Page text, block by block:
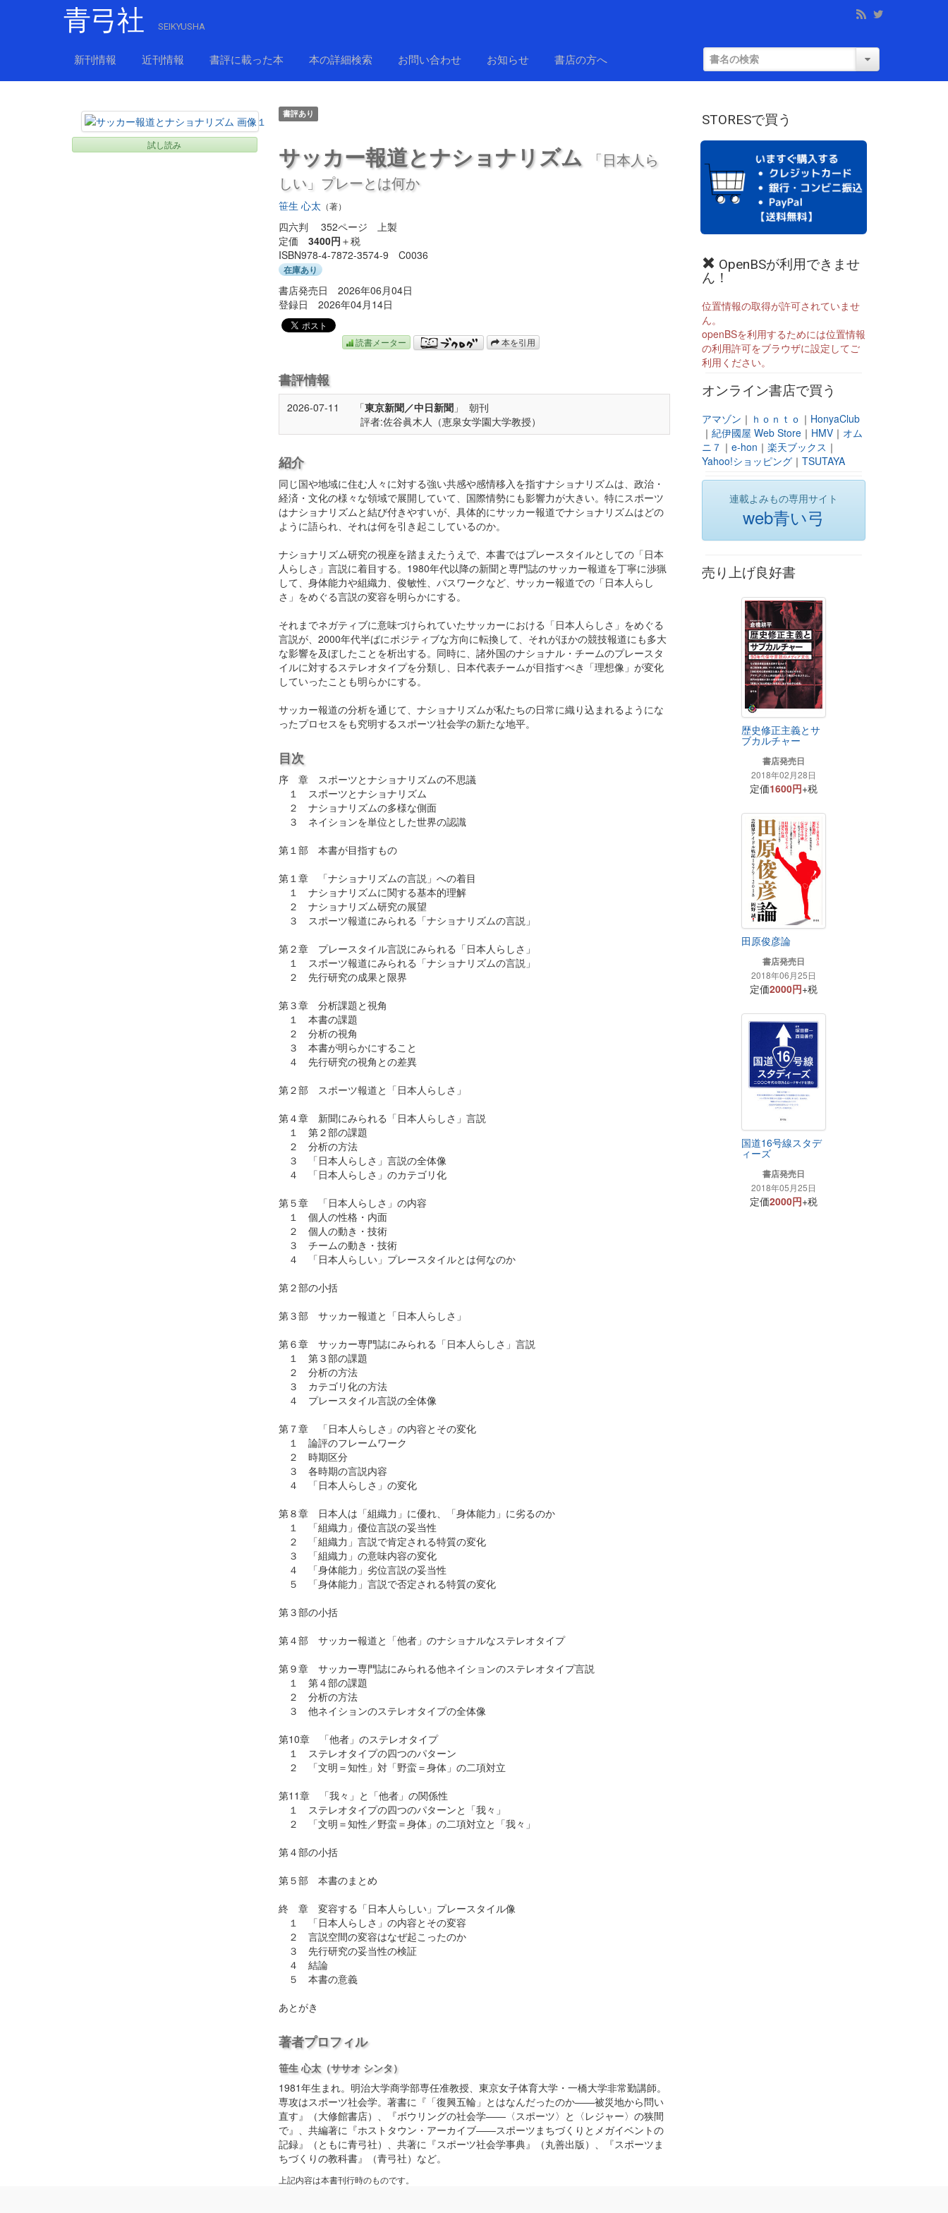
青弓社 SEIKYUSHA
新刊情報 近刊情報 書評に載った本 本の詳細検索 お問い合わせ お知らせ 書店の方へ
試し読み
書評あり
サッカー報道とナショナリズム
「日本人ら
しい」プレーとは何か
笹生 心太 （著）
四六判 352ページ 上製
定価 3400円 ＋税
ISBN978-4-7872-3574-9 C0036
在庫あり
書店発売日 2026年06月04日
登録日 2026年04月14日
読書メーター 本を引用
書評情報
2026-07-11 「東京新聞／中日新聞」
朝刊
評者:佐谷眞木人（恵泉女学園大学教授）
紹介
同じ国や地域に住む人々に対する強い共感や感情移入を指すナショナリズムは、政治・
経済・文化の様々な領域で展開していて、国際情勢にも影響力が大きい。特にスポーツ
はナショナリズムと結び付きやすいが、具体的にサッカー報道でナショナリズムはどの
ように語られ、それは何を引き起こしているのか。
ナショナリズム研究の視座を踏まえたうえで、本書ではプレースタイルとしての「日本
人らしさ」言説に着目する。1980年代以降の新聞と専門誌のサッカー報道を丁寧に渉猟
して、身体能力や組織力、俊敏性、パスワークなど、サッカー報道での「日本人らし
さ」をめぐる言説の変容を明らかにする。
それまでネガティブに意味づけられていたサッカーにおける「日本人らしさ」をめぐる
言説が、2000年代半ばにポジティブな方向に転換して、それがほかの競技報道にも多大
な影響を及ぼしたことを析出する。同時に、諸外国のナショナル・チームのプレースタ
イルに対するステレオタイプを分類し、日本代表チームが目指すべき「理想像」が変化
していったことも明らかにする。
サッカー報道の分析を通じて、ナショナリズムが私たちの日常に織り込まれるようにな
ったプロセスをも究明するスポーツ社会学の新たな地平。
目次
序 章 スポーツとナショナリズムの不思議
１ スポーツとナショナリズム
２ ナショナリズムの多様な側面
３ ネイションを単位とした世界の認識
第１部 本書が目指すもの
第１章 「ナショナリズムの言説」への着目
１ ナショナリズムに関する基本的理解
２ ナショナリズム研究の展望
３ スポーツ報道にみられる「ナショナリズムの言説」
第２章 プレースタイル言説にみられる「日本人らしさ」
１ スポーツ報道にみられる「ナショナリズムの言説」
２ 先行研究の成果と限界
第３章 分析課題と視角
１ 本書の課題
２ 分析の視角
３ 本書が明らかにすること
４ 先行研究の視角との差異
第２部 スポーツ報道と「日本人らしさ」
第４章 新聞にみられる「日本人らしさ」言説
１ 第２部の課題
２ 分析の方法
３ 「日本人らしさ」言説の全体像
４ 「日本人らしさ」のカテゴリ化
第５章 「日本人らしさ」の内容
１ 個人の性格・内面
２ 個人の動き・技術
３ チームの動き・技術
４ 「日本人らしい」プレースタイルとは何なのか
第２部の小括
第３部 サッカー報道と「日本人らしさ」
第６章 サッカー専門誌にみられる「日本人らしさ」言説
１ 第３部の課題
２ 分析の方法
３ カテゴリ化の方法
４ プレースタイル言説の全体像
第７章 「日本人らしさ」の内容とその変化
１ 論評のフレームワーク
２ 時期区分
３ 各時期の言説内容
４ 「日本人らしさ」の変化
第８章 日本人は「組織力」に優れ、「身体能力」に劣るのか
１ 「組織力」優位言説の妥当性
２ 「組織力」言説で肯定される特質の変化
３ 「組織力」の意味内容の変化
４ 「身体能力」劣位言説の妥当性
５ 「身体能力」言説で否定される特質の変化
第３部の小括
第４部 サッカー報道と「他者」のナショナルなステレオタイプ
第９章 サッカー専門誌にみられる他ネイションのステレオタイプ言説
１ 第４部の課題
２ 分析の方法
３ 他ネイションのステレオタイプの全体像
第10章 「他者」のステレオタイプ
１ ステレオタイプの四つのパターン
２ 「文明＝知性」対「野蛮＝身体」の二項対立
第11章 「我々」と「他者」の関係性
１ ステレオタイプの四つのパターンと「我々」
２ 「文明＝知性／野蛮＝身体」の二項対立と「我々」
第４部の小括
第５部 本書のまとめ
終 章 変容する「日本人らしい」プレースタイル像
１ 「日本人らしさ」の内容とその変容
２ 言説空間の変容はなぜ起こったのか
３ 先行研究の妥当性の検証
４ 結論
５ 本書の意義
あとがき
著者プロフィル
笹生 心太（ササオ シンタ）
1981年生まれ。明治大学商学部専任准教授、東京女子体育大学・一橋大学非常勤講師。
専攻はスポーツ社会学。著書に『「復興五輪」とはなんだったのか――被災地から問い
直す』（大修館書店）、『ボウリングの社会学――〈スポーツ〉と〈レジャー〉の狭間
で』、共編著に『ホストタウン・アーカイブ――スポーツまちづくりとメガイベントの
記録』（ともに青弓社）、共著に『スポーツ社会学事典』（丸善出版）、『スポーツま
ちづくりの教科書』（青弓社）など。
上記内容は本書刊行時のものです。
STORESで買う
OpenBSが利用できませ
ん！
位置情報の取得が許可されていませ
ん。
openBSを利用するためには位置情報
の利用許可をブラウザに設定してご
利用ください。
オンライン書店で買う
アマゾン ｜ ｈｏｎｔｏ ｜ HonyaClub
｜ 紀伊國屋 Web Store｜ HMV｜ オム
ニ７ ｜ e-hon ｜ 楽天ブックス ｜
Yahoo!ショッピング｜ TSUTAYA
連載よみもの専用サイト
web青い弓
売り上げ良好書
歴史修正主義とサ
ブカルチャー
書店発売日
2018年02月28日
定価1600円+税
田原俊彦論
書店発売日
2018年06月25日
定価2000円+税
国道16号線スタデ
ィーズ
書店発売日
2018年05月25日
定価2000円+税